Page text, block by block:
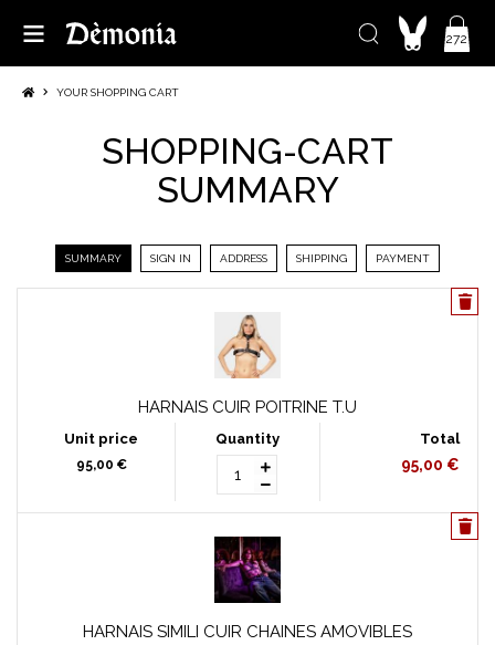
272
YOUR SHOPPING CART
SHOPPING-CART
SUMMARY
SUMMARY SIGN IN ADDRESS SHIPPING PAYMENT
HARNAIS CUIR POITRINE T.U
95,00 € 95,00 €
HARNAIS SIMILI CUIR CHAINES AMOVIBLES